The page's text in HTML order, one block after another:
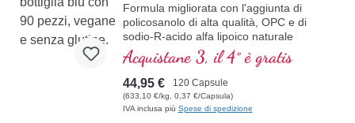
Formula migliorata con l'aggiunta di
policosanolo di alta qualità, OPC e di
sodio-R-acido alfa lipoico naturale
Acquistane 3, il 4° è gratis
44,95 € 120 Capsule
(633,10 €/kg, 0,37 €/Capsula)
IVA inclusa più Spese di spedizione